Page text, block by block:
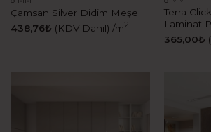
Çamsan Silver Didim Meşe
438,76₺ (KDV Dahil) /m2
Terra
Laminat
365,00₺